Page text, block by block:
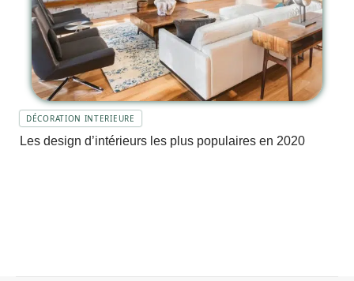
DÉCORATION INTERIEURE
Les design d’intérieurs les plus populaires en 2020